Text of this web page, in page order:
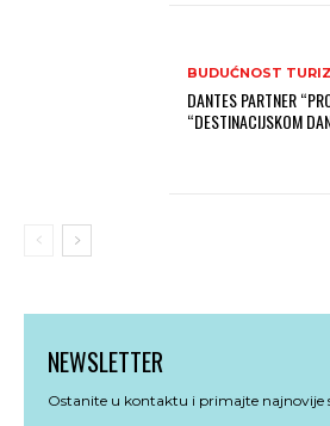
BUDUĆNOST
DANTES PARTNER
“DESTINACIJSKOM
NEWSLETTER
Ostanite u kontaktu i primajte najnovije